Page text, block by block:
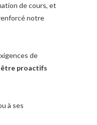
de cours, et
notre
de
être proactifs
à ses